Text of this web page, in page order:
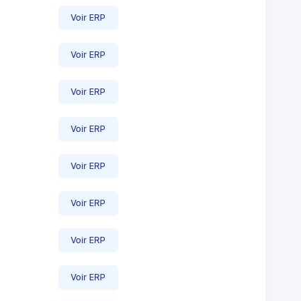
Voir ERP
Voir ERP
Voir ERP
Voir ERP
Voir ERP
Voir ERP
Voir ERP
Voir ERP